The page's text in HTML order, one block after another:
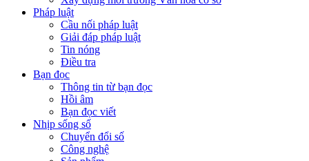
Pháp luật
Cầu nối pháp luật
Giải đáp pháp luật
Tin nóng
Điều tra
Bạn đọc
Thông tin từ bạn đọc
Hồi âm
Bạn đọc viết
Nhịp sống số
Chuyển đổi số
Công nghệ